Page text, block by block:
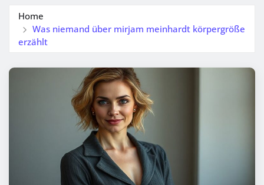
Home
Was niemand über mirjam meinhardt körpergröße
erzählt